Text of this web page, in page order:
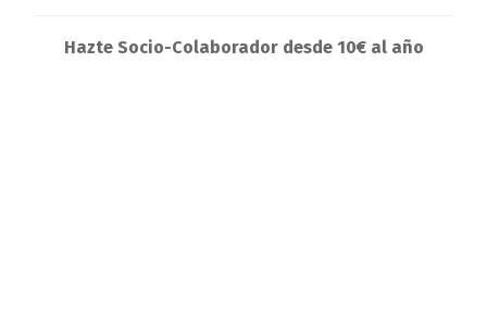
Hazte Socio-Colaborador desde 10€ al año